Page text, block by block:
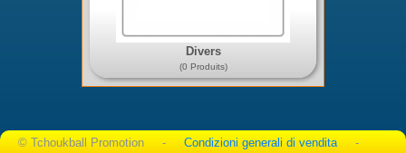
Divers
(0 Produits)
© Tchoukball Promotion - Condizioni generali di vendita -